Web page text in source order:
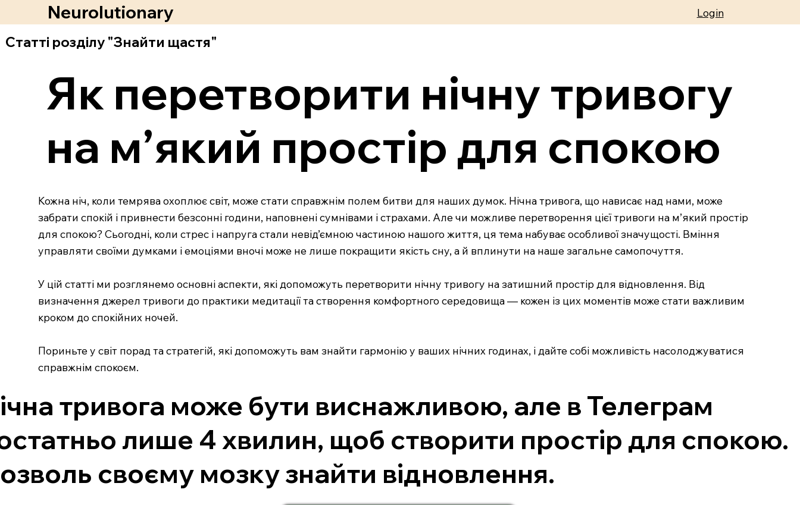
Neurolutionary Login
Статті розділу "Знайти щастя"
Як перетворити нічну тривогу
на м’який простір для спокою
Кожна ніч, коли темрява охоплює світ, може стати справжнім полем битви для наших думок. Нічна тривога, що нависає над нами, може
забрати спокій і привнести безсонні години, наповнені сумнівами і страхами. Але чи можливе перетворення цієї тривоги на м’який простір
для спокою? Сьогодні, коли стрес і напруга стали невід’ємною частиною нашого життя, ця тема набуває особливої значущості. Вміння
управляти своїми думками і емоціями вночі може не лише покращити якість сну, а й вплинути на наше загальне самопочуття.
У цій статті ми розглянемо основні аспекти, які допоможуть перетворити нічну тривогу на затишний простір для відновлення. Від
визначення джерел тривоги до практики медитації та створення комфортного середовища — кожен із цих моментів може стати важливим
кроком до спокійних ночей.
Пориньте у світ порад та стратегій, які допоможуть вам знайти гармонію у ваших нічних годинах, і дайте собі можливість насолоджуватися
справжнім спокоєм.
тривога може бути виснажливою, але в Телеграм
лише 4 хвилин, щоб створити простір для спокою.
своєму мозку знайти відновлення.